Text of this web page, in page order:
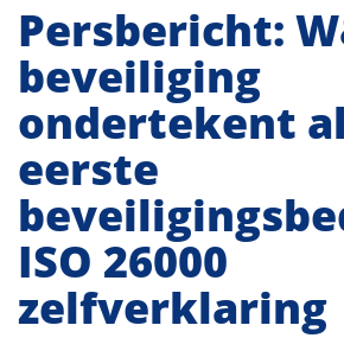
Persbericht:
beveiliging
ondertekent
eerste
ISO 26000
zelfverklaring